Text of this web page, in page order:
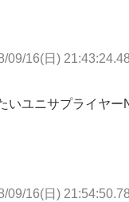
09/16(日)
いユニサプライヤー
09/16(日)